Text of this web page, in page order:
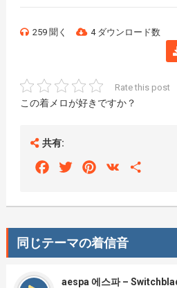
259 聞く 4 ダウンロード数
Rate this post
この着メロが好きですか？
共有:
FacebookTwitterPinterest
VK
同じテーマの着信音
aespa 에스파 –